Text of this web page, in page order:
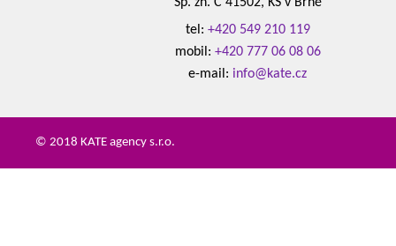
tel: +420 549 210 119
mobil: +420 777 06 08 06
e-mail: info@kate.cz
© 2018 KATE agency s.r.o.